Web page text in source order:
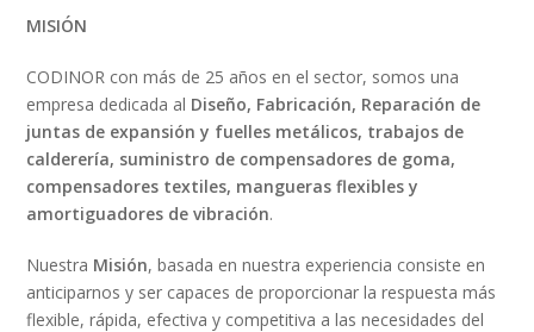
MISIÓN
CODINOR con más de 25 años en el sector, somos una
empresa dedicada al Diseño, Fabricación, Reparación de
juntas de expansión y fuelles metálicos, trabajos de
calderería, suministro de compensadores de goma,
compensadores textiles, mangueras flexibles y
amortiguadores de vibración.
Nuestra Misión, basada en nuestra experiencia consiste en
anticiparnos y ser capaces de proporcionar la respuesta más
flexible, rápida, efectiva y competitiva a las necesidades del